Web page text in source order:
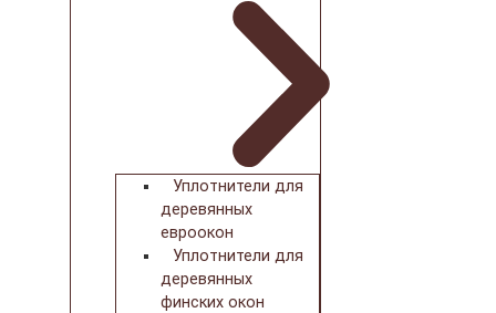
Уплотнители для
деревянных
евроокон
Уплотнители для
деревянных
финских окон